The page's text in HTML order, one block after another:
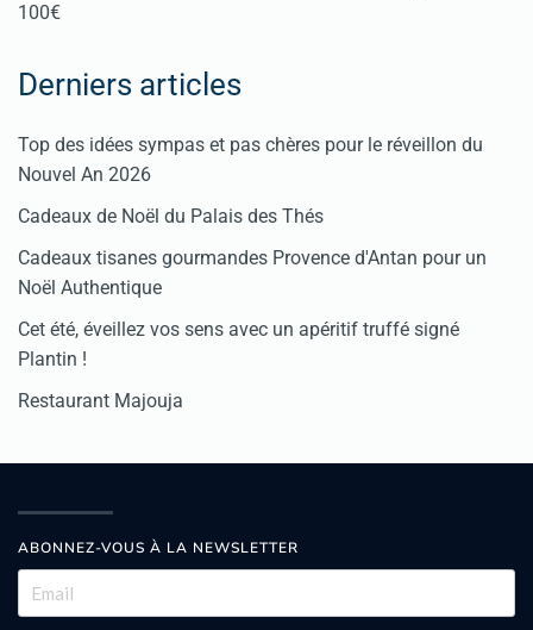
100€
Derniers articles
Top des idées sympas et pas chères pour le réveillon du
Nouvel An 2026
Cadeaux de Noël du Palais des Thés
Cadeaux tisanes gourmandes Provence d'Antan pour un
Noël Authentique
Cet été, éveillez vos sens avec un apéritif truffé signé
Plantin !
Restaurant Majouja
ABONNEZ-VOUS À LA NEWSLETTER